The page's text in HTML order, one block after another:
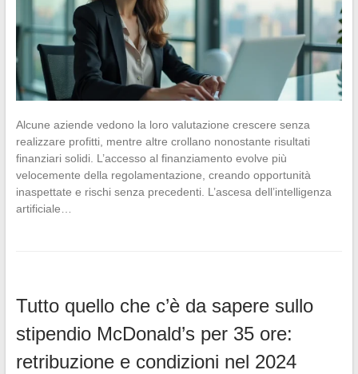
Alcune aziende vedono la loro valutazione crescere senza
realizzare profitti, mentre altre crollano nonostante risultati
finanziari solidi. L’accesso al finanziamento evolve più
velocemente della regolamentazione, creando opportunità
inaspettate e rischi senza precedenti. L’ascesa dell’intelligenza
artificiale…
Tutto quello che c’è da sapere sullo
stipendio McDonald’s per 35 ore:
retribuzione e condizioni nel 2024